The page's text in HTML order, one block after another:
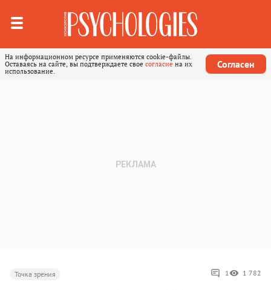
На информационном ресурсе применяются cookie-файлы.
Оставаясь на сайте, вы подтверждаете свое согласие на их
использование.
Согласен
Точка зрения 1 1 782